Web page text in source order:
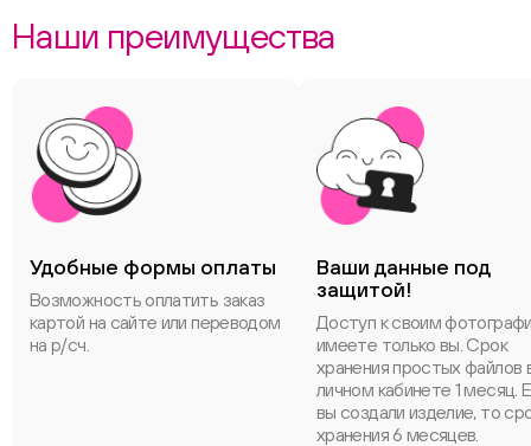
Наши преимущества
Удобные формы оплаты
Возможность оплатить заказ
картой на сайте или переводом
на р/сч.
Ваши данные под
защитой!
Доступ к своим
имеете только вы. Срок
хранения простых файлов
личном кабинете 1 месяц.
вы создали изделие, то
хранения 6 месяцев.